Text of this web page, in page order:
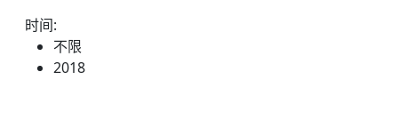
时间:
不限
2018